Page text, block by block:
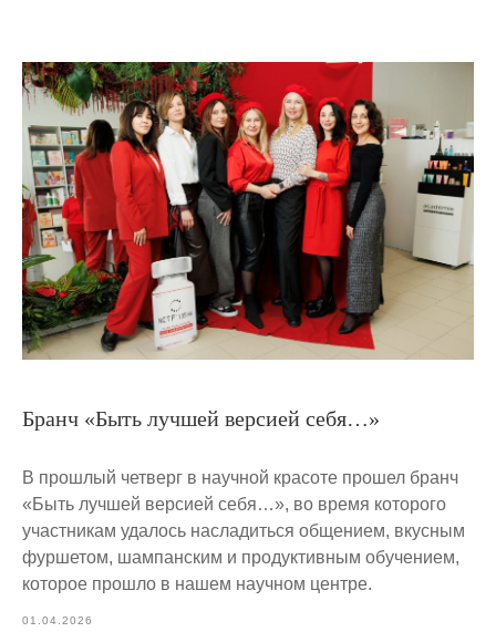
Бранч «Быть лучшей версией себя…»
В прошлый четверг в научной красоте прошел бранч
«Быть лучшей версией себя…», во время которого
участникам удалось насладиться общением, вкусным
фуршетом, шампанским и продуктивным обучением,
которое прошло в нашем научном центре.
01.04.2026